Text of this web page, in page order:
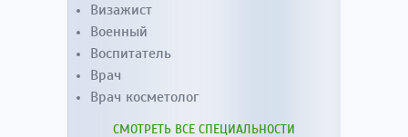
Визажист
Военный
Воспитатель
Врач
Врач косметолог
СМОТРЕТЬ ВСЕ СПЕЦИАЛЬНОСТИ